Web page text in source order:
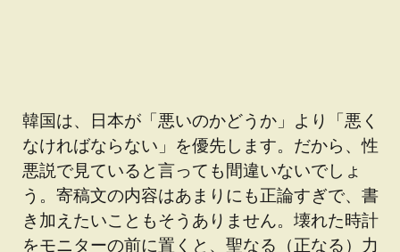
韓国は、日本が「悪いのかどうか」より「悪く
なければならない」を優先します。だから、性
悪説で見ていると言っても間違いないでしょ
う。寄稿文の内容はあまりにも正論すぎで、書
き加えたいこともそうありません。壊れた時計
をモニターの前に置くと、聖なる（正なる）力